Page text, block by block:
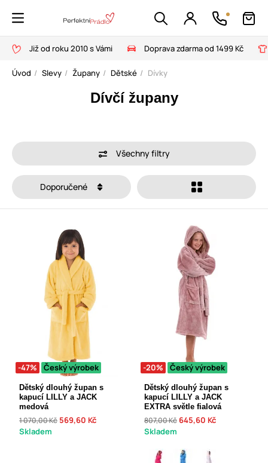
Již od roku 2010 s Vámi Doprava zdarma od 1499 Kč
Úvod Slevy Župany Dětské Dívky
Dívčí župany
Všechny filtry
Doporučené
-47% Český výrobek
Dětský dlouhý župan s
kapucí LILLY a JACK
medová
1 070,00 Kč 569,60 Kč
Skladem
-20% Český výrobek
Dětský dlouhý župan s
kapucí LILLY a JACK
EXTRA světle fialová
807,00 Kč 645,60 Kč
Skladem